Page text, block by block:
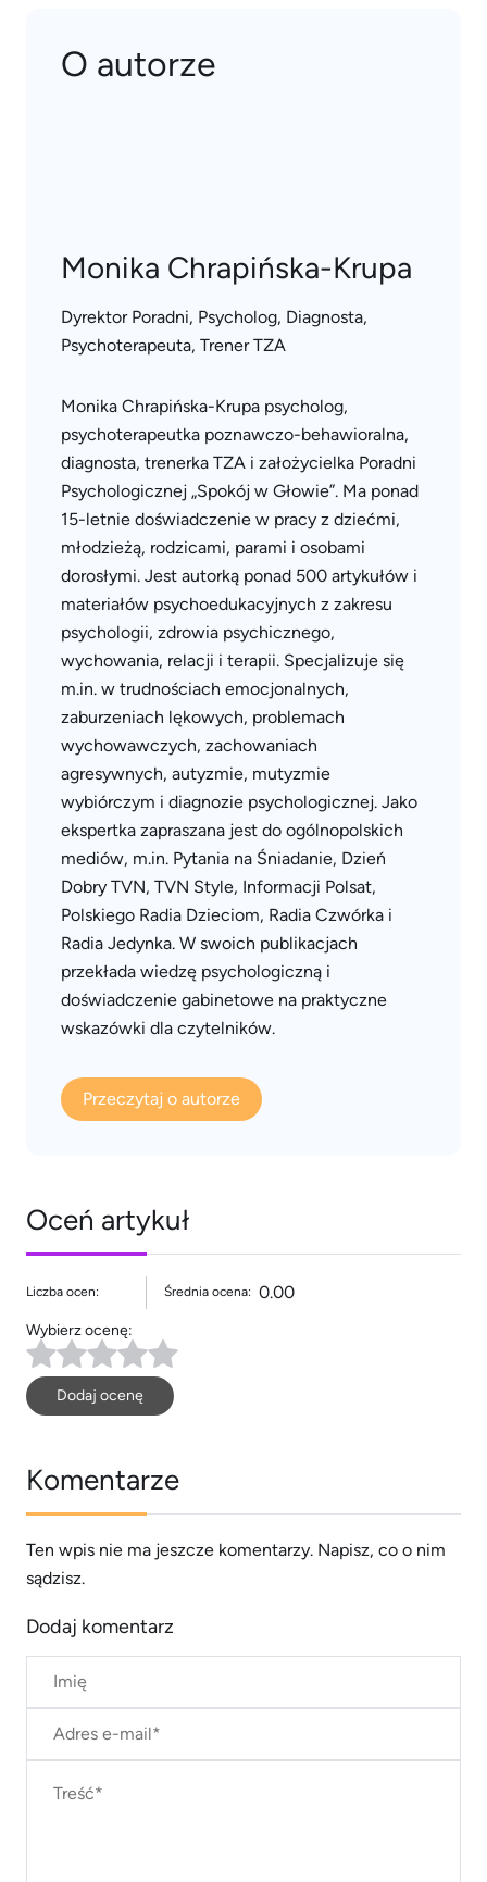
O autorze
Monika Chrapińska-Krupa
Dyrektor Poradni, Psycholog, Diagnosta,
Psychoterapeuta, Trener TZA
Monika Chrapińska-Krupa psycholog,
psychoterapeutka poznawczo-behawioralna,
diagnosta, trenerka TZA i założycielka Poradni
Psychologicznej „Spokój w Głowie”. Ma ponad
15-letnie doświadczenie w pracy z dziećmi,
młodzieżą, rodzicami, parami i osobami
dorosłymi. Jest autorką ponad 500 artykułów i
materiałów psychoedukacyjnych z zakresu
psychologii, zdrowia psychicznego,
wychowania, relacji i terapii. Specjalizuje się
m.in. w trudnościach emocjonalnych,
zaburzeniach lękowych, problemach
wychowawczych, zachowaniach
agresywnych, autyzmie, mutyzmie
wybiórczym i diagnozie psychologicznej. Jako
ekspertka zapraszana jest do ogólnopolskich
mediów, m.in. Pytania na Śniadanie, Dzień
Dobry TVN, TVN Style, Informacji Polsat,
Polskiego Radia Dzieciom, Radia Czwórka i
Radia Jedynka. W swoich publikacjach
przekłada wiedzę psychologiczną i
doświadczenie gabinetowe na praktyczne
wskazówki dla czytelników.
Przeczytaj o autorze
Oceń artykuł
Liczba ocen: Średnia ocena: 0.00
Wybierz ocenę:
Dodaj ocenę
Komentarze
Ten wpis nie ma jeszcze komentarzy. Napisz, co o nim
sądzisz.
Dodaj komentarz